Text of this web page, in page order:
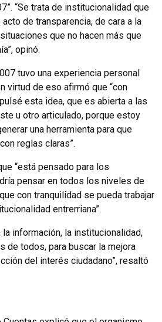
“Se trata de institucionalidad que
de transparencia, de cara a la
que no hacen más que
opinó.
tuvo una experiencia personal
virtud de eso afirmó que “con
esta idea, que es abierta a las
u otro articulado, porque estoy
una herramienta para que
reglas claras”.
“está pensado para los
pensar en todos los niveles de
con tranquilidad se pueda trabajar
entrerriana”.
la información, la institucionalidad,
de todos, para buscar la mejora
del interés ciudadano”, resaltó